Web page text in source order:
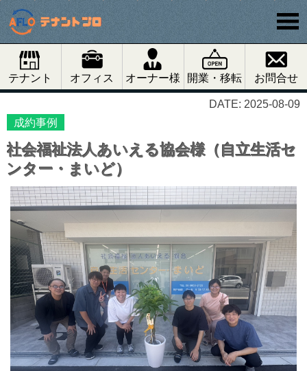
テナント オフィス オーナー様 開業・移転 お問合せ
DATE: 2025-08-09
成約事例
社会福祉法人あいえる協会様（自立生活セ
ンター・まいど）